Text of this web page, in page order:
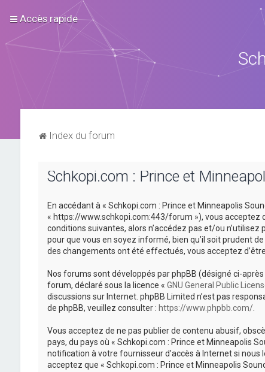
Accès rapide
Index du forum
Schkopi.com : Prince et
En accédant à « Schkopi.com : Prince et Minneapolis
« https://www.schkopi.com:443/forum »), vous acceptez
conditions suivantes, alors n’accédez pas et/ou
pour que vous en soyez informé, bien qu’il soit prudent
des changements ont été effectués, vous acceptez
Nos forums sont développés par phpBB (désigné ci-après
forum, déclaré sous la licence « GNU General Public
discussions sur Internet. phpBB Limited n’est pas
de phpBB, veuillez consulter : https://www.phpbb.com/.
Vous acceptez de ne pas publier de contenu abusif,
pays, du pays où « Schkopi.com : Prince et Minneapolis
notification à votre fournisseur d’accès à Internet si
acceptez que « Schkopi.com : Prince et Minneapolis